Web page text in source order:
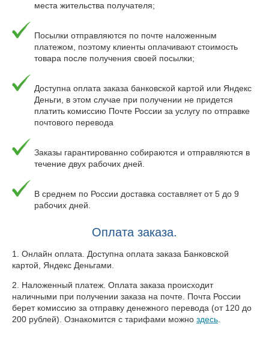
места жительства получателя;
Посылки отправляются по почте наложенным
платежом, поэтому клиенты оплачивают стоимость
товара после получения своей посылки;
Доступна оплата заказа банковской картой или Яндекс
Деньги, в этом случае при получении не придется
платить комиссию Почте России за услугу по отправке
почтового перевода
Заказы гарантированно собираются и отправляются в
течение двух рабочих дней.
В среднем по России доставка составляет от 5 до 9
рабочих дней.
Оплата заказа.
1. Онлайн оплата. Доступна оплата заказа Банковской
картой, Яндекс Деньгами.
2. Наложенный платеж. Оплата заказа происходит
наличными при получении заказа на почте. Почта России
берет комиссию за отправку денежного перевода (от 120 до
200 рублей). Ознакомится с тарифами можно здесь